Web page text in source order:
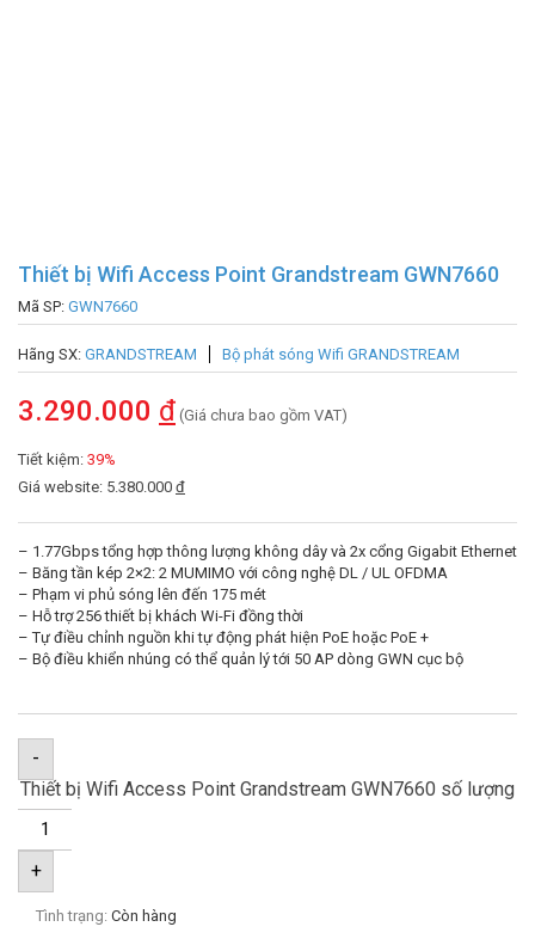
Thiết bị Wifi Access Point Grandstream GWN7660
Mã SP: GWN7660
Hãng SX: GRANDSTREAM Bộ phát sóng Wifi GRANDSTREAM
3.290.000 đ (Giá chưa bao gồm VAT)
Tiết kiệm: 39%
Giá website: 5.380.000 đ
– 1.77Gbps tổng hợp thông lượng không dây và 2x cổng Gigabit Ethernet
– Băng tần kép 2×2: 2 MUMIMO với công nghệ DL / UL OFDMA
– Phạm vi phủ sóng lên đến 175 mét
– Hỗ trợ 256 thiết bị khách Wi-Fi đồng thời
– Tự điều chỉnh nguồn khi tự động phát hiện PoE hoặc PoE +
– Bộ điều khiển nhúng có thể quản lý tới 50 AP dòng GWN cục bộ
-
Thiết bị Wifi Access Point Grandstream GWN7660 số lượng
+
Tình trạng: Còn hàng